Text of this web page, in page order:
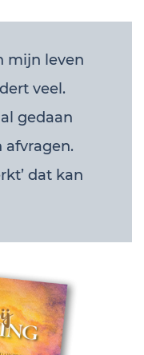
mijn leven
veel.
gedaan
afvragen.
dat kan